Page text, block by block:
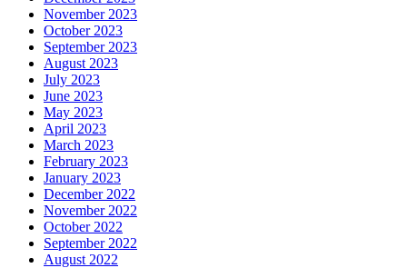
November 2023
October 2023
September 2023
August 2023
July 2023
June 2023
May 2023
April 2023
March 2023
February 2023
January 2023
December 2022
November 2022
October 2022
September 2022
August 2022